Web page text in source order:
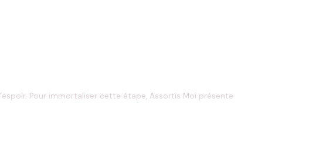
Pour immortaliser cette étape, Assortis Moi présente